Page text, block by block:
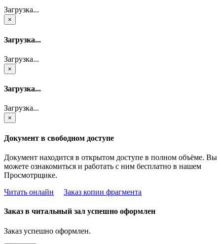
Загрузка...
×
Загрузка...
Загрузка...
×
Загрузка...
Загрузка...
×
Документ в свободном доступе
Документ находится в открытом доступе в полном объёме. Вы
можете ознакомиться и работать с ним бесплатно в нашем
Просмотрщике.
Читать онлайн
Заказ копии фрагмента
Заказ в читальный зал успешно оформлен
Заказ успешно оформлен.